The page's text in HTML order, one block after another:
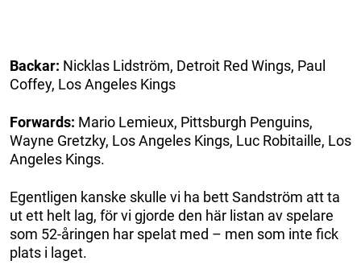
Backar: Nicklas Lidström, Detroit Red Wings, Paul
Coffey, Los Angeles Kings
Forwards: Mario Lemieux, Pittsburgh Penguins,
Wayne Gretzky, Los Angeles Kings, Luc Robitaille, Los
Angeles Kings.
Egentligen kanske skulle vi ha bett Sandström att ta
ut ett helt lag, för vi gjorde den här listan av spelare
som 52-åringen har spelat med – men som inte fick
plats i laget.